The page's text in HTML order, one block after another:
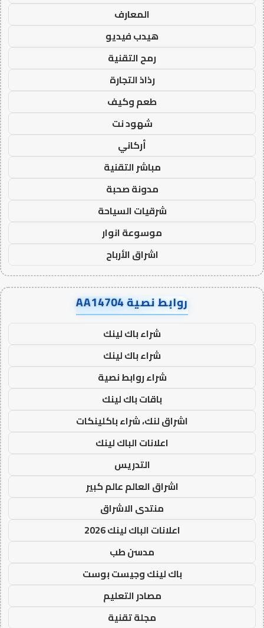
المعارف
هيدب فيديو
رمح التقنية
رذاذ التجارة
طعم وكيف
شهود نت
أركاني
مباشر التقنية
مدونة صحبة
شرقيات السياحة
موسوعة انوار
اشراق الأرباح
روابط نصية AA14704
شراء باك لينك
شراء باك لينك
شراء روابط نصية
باقات باك لينك
اشراق لنك، شراء باكلينكات
اعلانات الباك لينك
التدريس
اشراق العالم عالم كبير
منتدى الاشراق
اعلانات الباك لينك 2026
مدسن طب
باك لينك وجيست بوست
مصادر التعليم
مجلة تقنية